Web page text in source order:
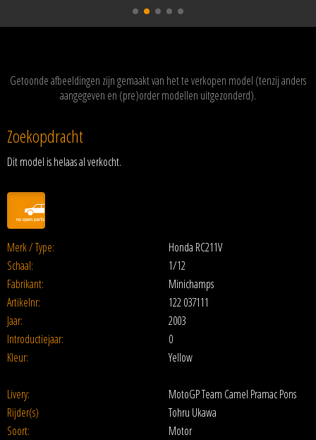
Getoonde afbeeldingen zijn gemaakt van het te verkopen model (tenzij anders
aangegeven en (pre)order modellen uitgezonderd).
Zoekopdracht
Dit model is helaas al verkocht.
Merk / Type:
Honda RC211V
Schaal:
1/12
Fabrikant:
Minichamps
Artikelnr:
122 037111
Jaar:
2003
Introductiejaar:
0
Kleur:
Yellow
Livery:
MotoGP Team Camel Pramac Pons
Rijder(s)
Tohru Ukawa
Soort:
Motor